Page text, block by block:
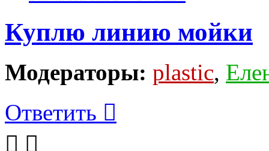
Куплю линию мойки
Модераторы: plastic,
Ответить